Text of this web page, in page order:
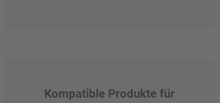
Kompatible Produkte für